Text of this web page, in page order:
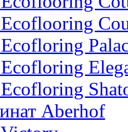
Ecoflooring
Ecofloring
Ecofloring
Ecofloring
Aberhof